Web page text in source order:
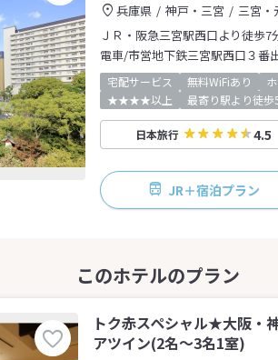
兵庫県 神戸・三宮
三宮・
ＪＲ・阪急三宮駅西口より徒歩7
電車/市営地下鉄三宮駅西口３番
宅配サービス 無料WiFiあり
★★★★以上
最寄り駅より徒歩
日本旅行 4.5
JR＋宿泊プラン
トク赤スペシャル★大阪
アツイン(2名～3名1室)